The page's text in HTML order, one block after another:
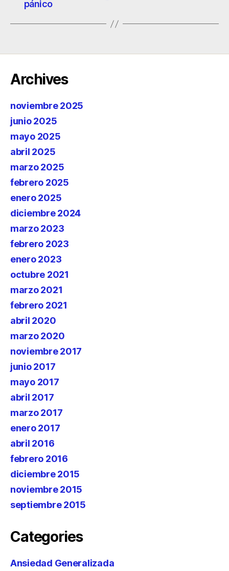
pánico
Archives
noviembre 2025
junio 2025
mayo 2025
abril 2025
marzo 2025
febrero 2025
enero 2025
diciembre 2024
marzo 2023
febrero 2023
enero 2023
octubre 2021
marzo 2021
febrero 2021
abril 2020
marzo 2020
noviembre 2017
junio 2017
mayo 2017
abril 2017
marzo 2017
enero 2017
abril 2016
febrero 2016
diciembre 2015
noviembre 2015
septiembre 2015
Categories
Ansiedad Generalizada